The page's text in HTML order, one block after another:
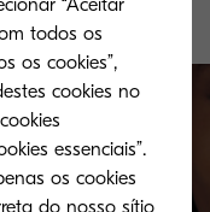
vazio
todos os
os cookies”,
cookies no
essenciais”.
os cookies
do nosso sítio